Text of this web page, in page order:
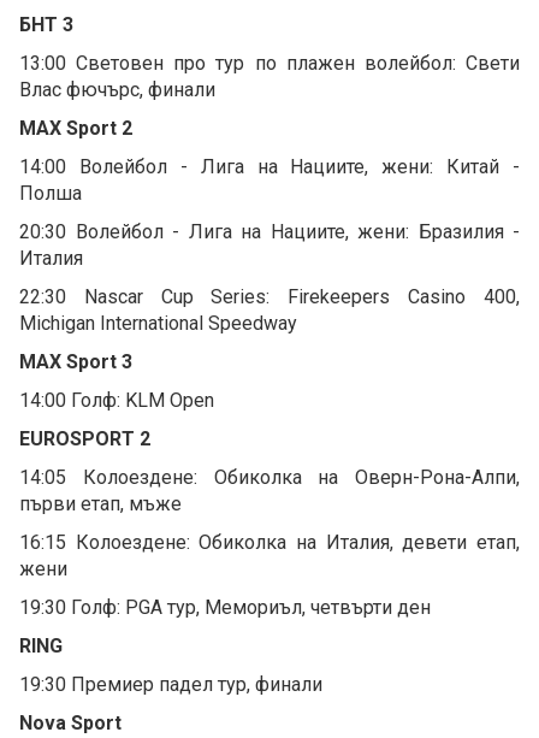
БНТ 3
13:00 Световен про тур по плажен волейбол: Свети
Влас фючърс, финали
MAX Sport 2
14:00 Волейбол - Лига на Нациите, жени: Китай -
Полша
20:30 Волейбол - Лига на Нациите, жени: Бразилия -
Италия
22:30 Nascar Cup Series: Firekeepers Casino 400,
Michigan International Speedway
MAX Sport 3
14:00 Голф: KLM Open
EUROSPORT 2
14:05 Колоездене: Обиколка на Оверн-Рона-Алпи,
първи етап, мъже
16:15 Колоездене: Обиколка на Италия, девети етап,
жени
19:30 Голф: PGA тур, Мемориъл, четвърти ден
RING
19:30 Премиер падел тур, финали
Nova Sport